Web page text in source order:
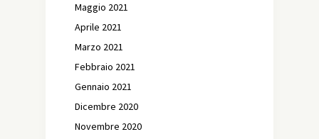
Maggio 2021
Aprile 2021
Marzo 2021
Febbraio 2021
Gennaio 2021
Dicembre 2020
Novembre 2020